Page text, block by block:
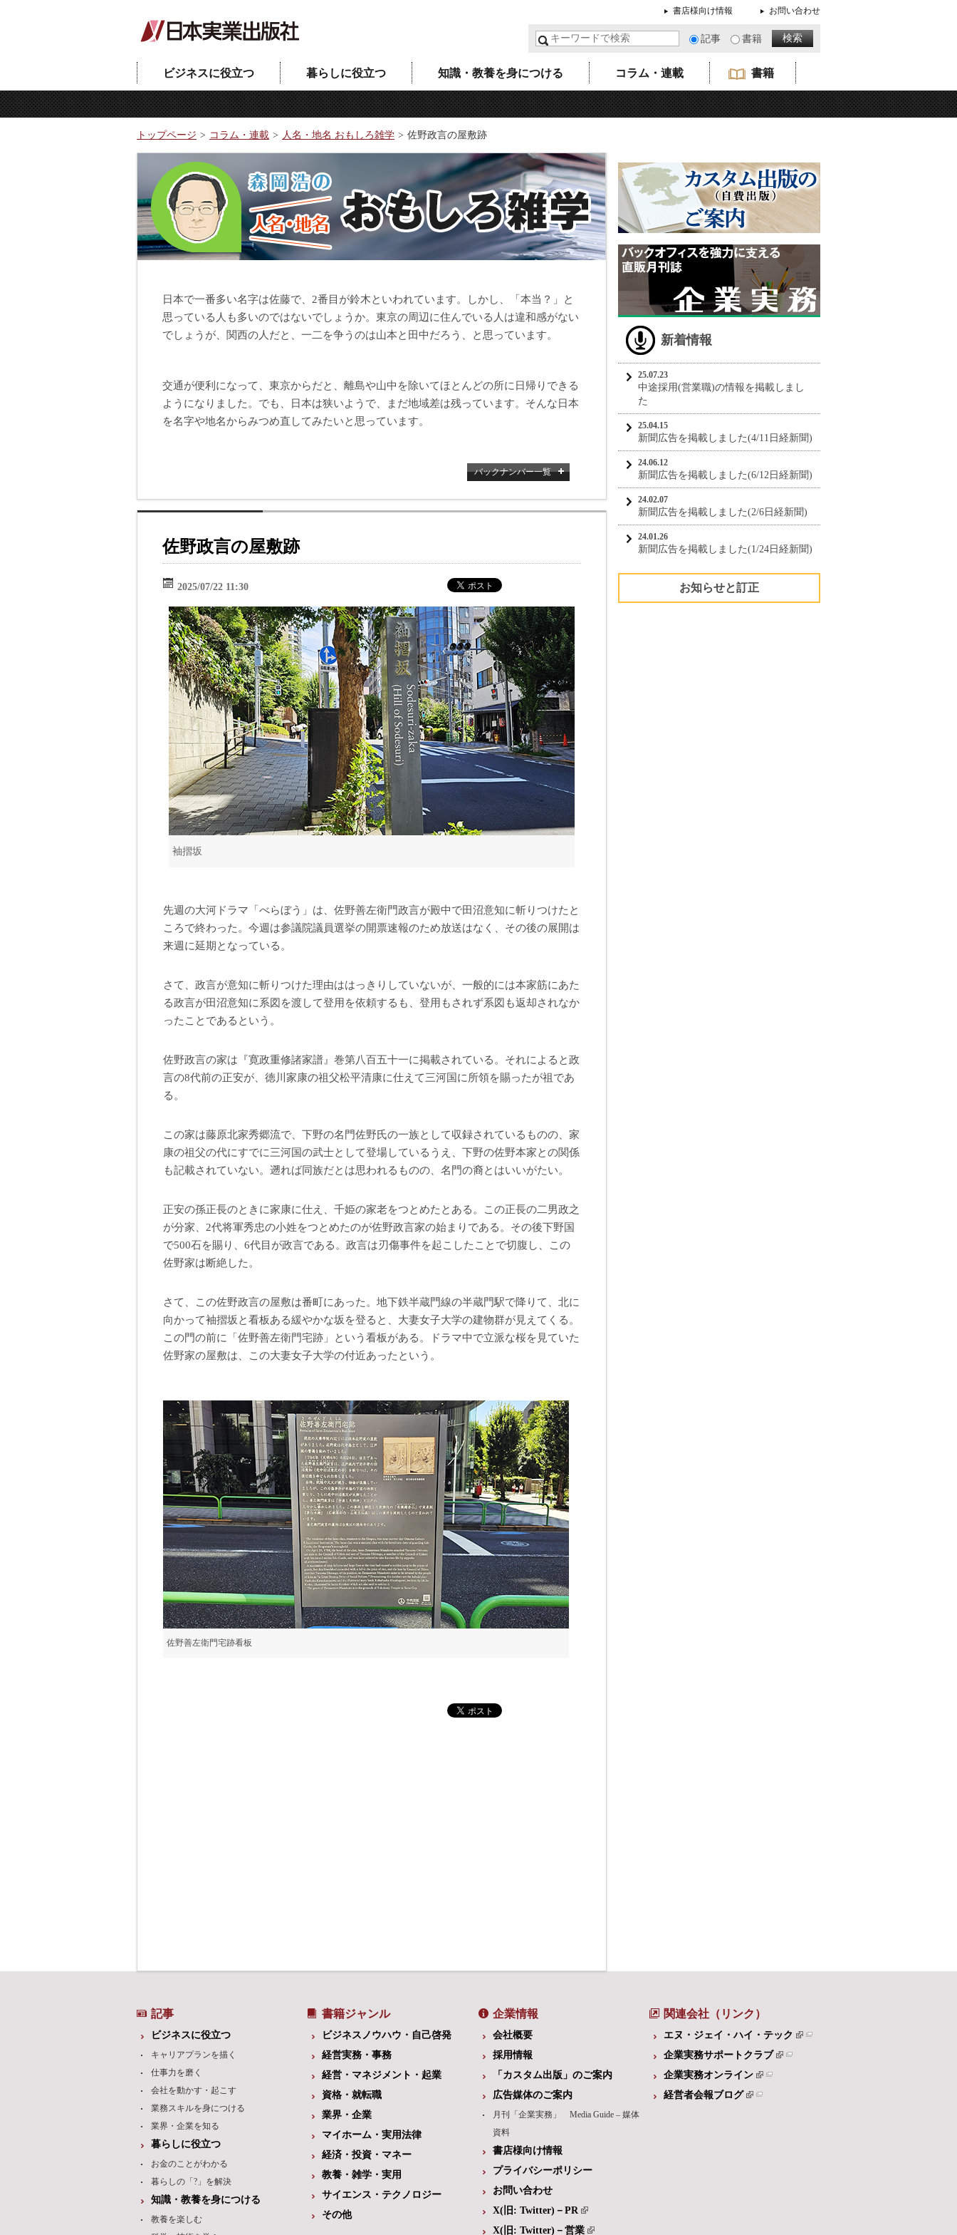
書店様向け情報 お問い合わせ
記事 書籍
ビジネスに役立つ 暮らしに役立つ 知識・教養を身につける コラム・連載 書籍
トップページ コラム・連載 人名・地名 おもしろ雑学 佐野政言の屋敷跡
日本で一番多い名字は佐藤で、2番目が鈴木といわれています。しかし、「本当？」と
思っている人も多いのではないでしょうか。東京の周辺に住んでいる人は違和感がない
でしょうが、関西の人だと、一二を争うのは山本と田中だろう、と思っています。
交通が便利になって、東京からだと、離島や山中を除いてほとんどの所に日帰りできる
ようになりました。でも、日本は狭いようで、まだ地域差は残っています。そんな日本
を名字や地名からみつめ直してみたいと思っています。
バックナンバー一覧
佐野政言の屋敷跡
2025/07/22 11:30
袖摺坂
先週の大河ドラマ「べらぼう」は、佐野善左衛門政言が殿中で田沼意知に斬りつけたと
ころで終わった。今週は参議院議員選挙の開票速報のため放送はなく、その後の展開は
来週に延期となっている。
さて、政言が意知に斬りつけた理由ははっきりしていないが、一般的には本家筋にあた
る政言が田沼意知に系図を渡して登用を依頼するも、登用もされず系図も返却されなか
ったことであるという。
佐野政言の家は『寛政重修諸家譜』巻第八百五十一に掲載されている。それによると政
言の8代前の正安が、徳川家康の祖父松平清康に仕えて三河国に所領を賜ったが祖であ
る。
この家は藤原北家秀郷流で、下野の名門佐野氏の一族として収録されているものの、家
康の祖父の代にすでに三河国の武士として登場しているうえ、下野の佐野本家との関係
も記載されていない。遡れば同族だとは思われるものの、名門の裔とはいいがたい。
正安の孫正長のときに家康に仕え、千姫の家老をつとめたとある。この正長の二男政之
が分家、2代将軍秀忠の小姓をつとめたのが佐野政言家の始まりである。その後下野国
で500石を賜り、6代目が政言である。政言は刃傷事件を起こしたことで切腹し、この
佐野家は断絶した。
さて、この佐野政言の屋敷は番町にあった。地下鉄半蔵門線の半蔵門駅で降りて、北に
向かって袖摺坂と看板ある緩やかな坂を登ると、大妻女子大学の建物群が見えてくる。
この門の前に「佐野善左衛門宅跡」という看板がある。ドラマ中で立派な桜を見ていた
佐野家の屋敷は、この大妻女子大学の付近あったという。
佐野善左衛門宅跡看板
新着情報
25.07.23
中途採用(営業職)の情報を掲載しまし
た
25.04.15
新聞広告を掲載しました(4/11日経新聞)
24.06.12
新聞広告を掲載しました(6/12日経新聞)
24.02.07
新聞広告を掲載しました(2/6日経新聞)
24.01.26
新聞広告を掲載しました(1/24日経新聞)
お知らせと訂正
記事
ビジネスに役立つ
キャリアプランを描く
仕事力を磨く
会社を動かす・起こす
業務スキルを身につける
業界・企業を知る
暮らしに役立つ
お金のことがわかる
暮らしの「?」を解決
知識・教養を身につける
教養を楽しむ
書籍ジャンル
ビジネスノウハウ・自己啓発
経営実務・事務
経営・マネジメント・起業
資格・就転職
業界・企業
マイホーム・実用法律
経済・投資・マネー
教養・雑学・実用
サイエンス・テクノロジー
その他
企業情報
会社概要
採用情報
「カスタム出版」のご案内
広告媒体のご案内
月刊「企業実務」 Media Guide – 媒体
資料
書店様向け情報
プライバシーポリシー
お問い合わせ
X(旧: Twitter)－PR
X(旧: Twitter)－営業
関連会社（リンク）
エヌ・ジェイ・ハイ・テック
企業実務サポートクラブ
企業実務オンライン
経営者会報ブログ